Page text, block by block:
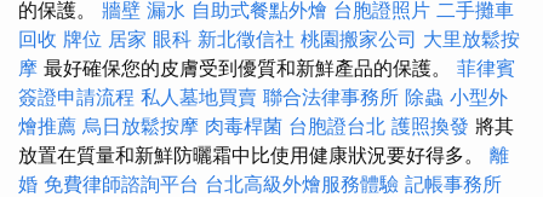
的保護。 牆壁 漏水 自助式餐點外燴 台胞證照片 二手攤車
回收 牌位 居家 眼科 新北徵信社 桃園搬家公司 大里放鬆按
摩 最好確保您的皮膚受到優質和新鮮產品的保護。 菲律賓
簽證申請流程 私人墓地買賣 聯合法律事務所 除蟲 小型外
燴推薦 烏日放鬆按摩 肉毒桿菌 台胞證台北 護照換發 將其
放置在質量和新鮮防曬霜中比使用健康狀況要好得多。 離
婚 免費律師諮詢平台 台北高級外燴服務體驗 記帳事務所